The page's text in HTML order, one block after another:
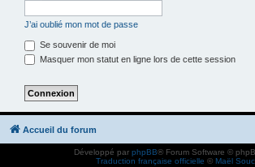
J’ai oublié mon mot de passe
Se souvenir de moi
Masquer mon statut en ligne lors de cette session
Accueil du forum
Développé par phpBB® Forum Software ©
Traduction française officielle © Maël